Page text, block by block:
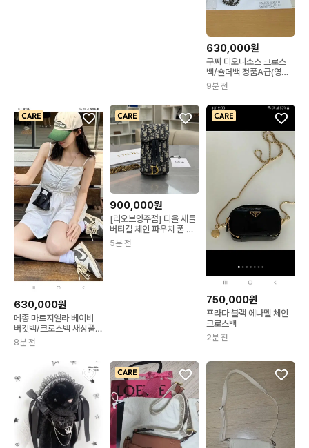
630,000원
구찌 디오니소스 크로스
백/숄더백 정품A급(영수
증O)
9분 전
630,000원
메종 마르지엘라 베이비
버킷백/크로스백 새상품급
정품(감정O)
8분 전
900,000원
[리오브양주점] 디올 새들
버티컬 체인 파우치 폰 홀
더 크로스백
5분 전
750,000원
프라다 블랙 에나멜 체인
크로스백
2분 전